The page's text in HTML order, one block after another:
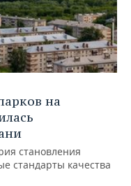
на
становления
стандарты качества